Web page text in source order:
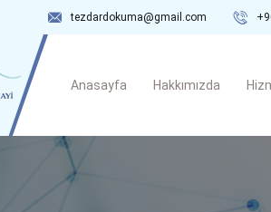
tezdardokuma@gmail.com
Anasayfa Hakkımızda